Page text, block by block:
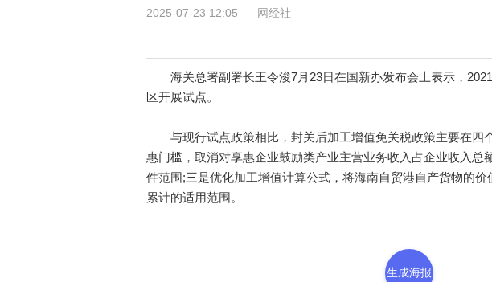
2025-07-23 12:05 网经社
海关总署副署长王令浚7月23日在国新办发布会上表示，
区开展试点。
与现行试点政策相比，封关后加工增值免关税政策主要在四
惠门槛，取消对享惠企业鼓励类产业主营业务收入占企业收入总
件范围;三是优化加工增值计算公式，将海南自贸港自产货物的
累计的适用范围。
生成海报